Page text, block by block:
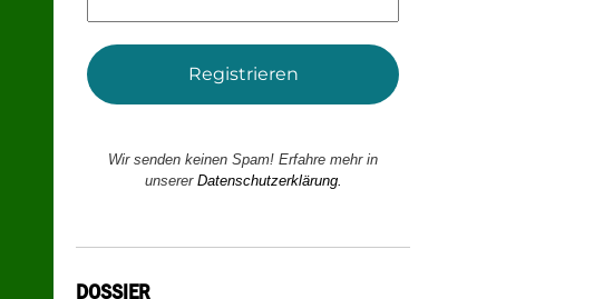
*
Wir senden keinen Spam! Erfahre mehr in
unserer Datenschutzerklärung.
DOSSIER